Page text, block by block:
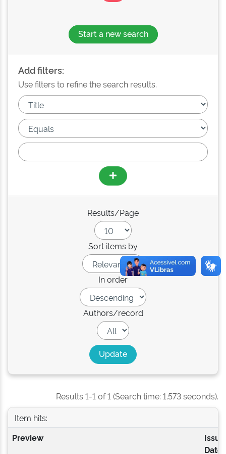
Start a new search
Add filters:
Use filters to refine the search results.
Results/Page
Sort items by
In order
Authors/record
Results 1-1 of 1 (Search time: 1.573 seconds).
Item hits:
Preview
Issue
Date